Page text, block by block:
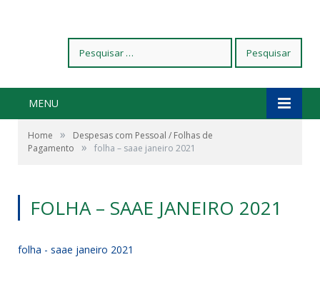
por:
MENU
Home »
Despesas com Pessoal / Folhas de
Pagamento
» folha – saae janeiro 2021
FOLHA – SAAE JANEIRO 2021
folha - saae janeiro 2021